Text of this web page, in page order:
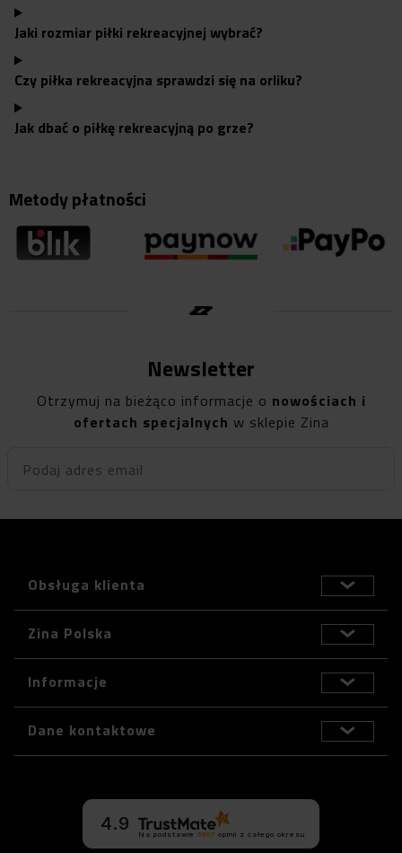
Jaki rozmiar piłki rekreacyjnej wybrać?
Czy piłka rekreacyjna sprawdzi się na orliku?
Jak dbać o piłkę rekreacyjną po grze?
Metody płatności
Newsletter
Otrzymuj na bieżąco informacje o nowościach i
ofertach specjalnych w sklepie Zina
Podaj adres email
Obsługa klienta
Zina Polska
Informacje
Dane kontaktowe
4.9
Na podstawie 5607 opinii z całego okresu